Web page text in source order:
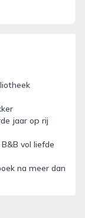
jaar op rij
vol liefde
na meer dan